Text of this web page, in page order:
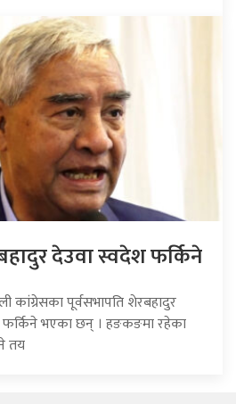
देउवा स्वदेश फर्किने
कांग्रेसका पूर्वसभापति शेरबहादुर
भएका छन् । हङकङमा रहेका
तय